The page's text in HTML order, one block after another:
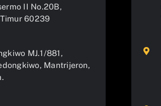
II No.20B,
60239
MJ.1/881,
Mantrijeron,